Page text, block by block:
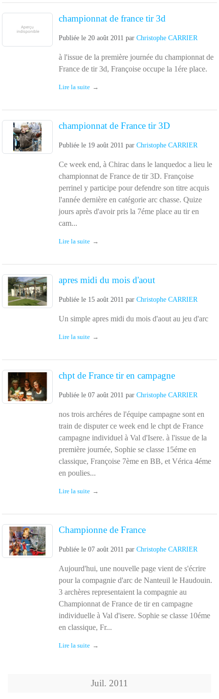
championnat de france tir 3d
Publiée le 20 août 2011 par Christophe CARRIER
à l'issue de la première journée du championnat de
France de tir 3d, Françoise occupe la 1ére place.
Lire la suite
championnat de France tir 3D
Publiée le 19 août 2011 par Christophe CARRIER
Ce week end, à Chirac dans le lanquedoc a lieu le
championnat de France de tir 3D. Françoise
perrinel y participe pour defendre son titre acquis
l'année dernière en catégorie arc chasse. Quize
jours après d'avoir pris la 7éme place au tir en
cam...
Lire la suite
apres midi du mois d'aout
Publiée le 15 août 2011 par Christophe CARRIER
Un simple apres midi du mois d'aout au jeu d'arc
Lire la suite
chpt de France tir en campagne
Publiée le 07 août 2011 par Christophe CARRIER
nos trois archéres de l'équipe campagne sont en
train de disputer ce week end le chpt de France
campagne individuel à Val d'Isere. à l'issue de la
première journée, Sophie se classe 15éme en
classique, Françoise 7ème en BB, et Vérica 4éme
en poulies...
Lire la suite
Championne de France
Publiée le 07 août 2011 par Christophe CARRIER
Aujourd'hui, une nouvelle page vient de s'écrire
pour la compagnie d'arc de Nanteuil le Haudouin.
3 archères representaient la compagnie au
Championnat de France de tir en campagne
individuelle à Val d'isere. Sophie se classe 10éme
en classique, Fr...
Lire la suite
Juil. 2011